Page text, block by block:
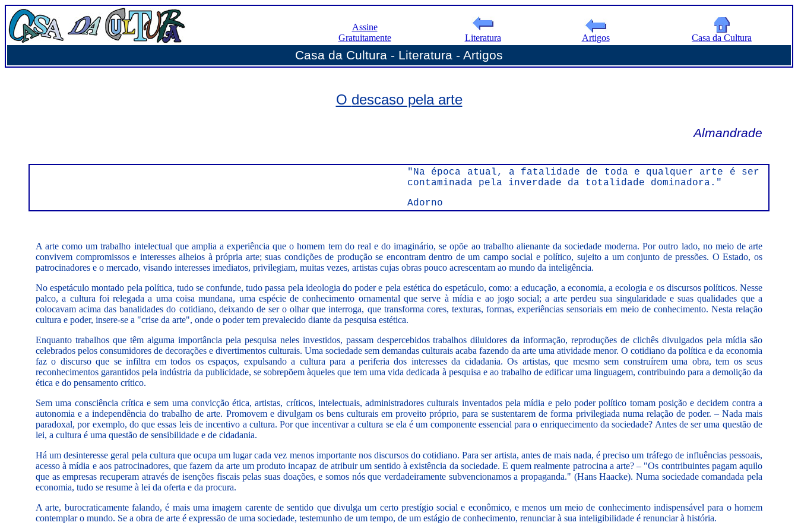
Assine
Gratuitamente
Literatura Artigos Casa da Cultura
Casa da Cultura - Literatura - Artigos
O descaso pela arte
Almandrade
"Na época atual, a fatalidade de toda e qualquer arte é ser
contaminada pela inverdade da totalidade dominadora."
Adorno
A arte como um trabalho intelectual que amplia a experiência que o homem tem do real e do imaginário, se opõe ao trabalho alienante da sociedade moderna. Por outro lado, no meio de arte
convivem compromissos e interesses alheios à própria arte; suas condições de produção se encontram dentro de um campo social e político, sujeito a um conjunto de pressões. O Estado, os
patrocinadores e o mercado, visando interesses imediatos, privilegiam, muitas vezes, artistas cujas obras pouco acrescentam ao mundo da inteligência.
No espetáculo montado pela política, tudo se confunde, tudo passa pela ideologia do poder e pela estética do espetáculo, como: a educação, a economia, a ecologia e os discursos políticos. Nesse
palco, a cultura foi relegada a uma coisa mundana, uma espécie de conhecimento ornamental que serve à mídia e ao jogo social; a arte perdeu sua singularidade e suas qualidades que a
colocavam acima das banalidades do cotidiano, deixando de ser o olhar que interroga, que transforma cores, texturas, formas, experiências sensoriais em meio de conhecimento. Nesta relação
cultura e poder, insere-se a "crise da arte", onde o poder tem prevalecido diante da pesquisa estética.
Enquanto trabalhos que têm alguma importância pela pesquisa neles investidos, passam despercebidos trabalhos diluidores da informação, reproduções de clichês divulgados pela mídia são
celebrados pelos consumidores de decorações e divertimentos culturais. Uma sociedade sem demandas culturais acaba fazendo da arte uma atividade menor. O cotidiano da política e da economia
faz o discurso que se infiltra em todos os espaços, expulsando a cultura para a periferia dos interesses da cidadania. Os artistas, que mesmo sem construírem uma obra, tem os seus
reconhecimentos garantidos pela indústria da publicidade, se sobrepõem àqueles que tem uma vida dedicada à pesquisa e ao trabalho de edificar uma linguagem, contribuindo para a demolição da
ética e do pensamento crítico.
Sem uma consciência crítica e sem uma convicção ética, artistas, críticos, intelectuais, administradores culturais inventados pela mídia e pelo poder político tomam posição e decidem contra a
autonomia e a independência do trabalho de arte. Promovem e divulgam os bens culturais em proveito próprio, para se sustentarem de forma privilegiada numa relação de poder. – Nada mais
paradoxal, por exemplo, do que essas leis de incentivo a cultura. Por que incentivar a cultura se ela é um componente essencial para o enriquecimento da sociedade? Antes de ser uma questão de
lei, a cultura é uma questão de sensibilidade e de cidadania.
Há um desinteresse geral pela cultura que ocupa um lugar cada vez menos importante nos discursos do cotidiano. Para ser artista, antes de mais nada, é preciso um tráfego de influências pessoais,
acesso à mídia e aos patrocinadores, que fazem da arte um produto incapaz de atribuir um sentido à existência da sociedade. E quem realmente patrocina a arte? – "Os contribuintes pagam aquilo
que as empresas recuperam através de isenções fiscais pelas suas doações, e somos nós que verdadeiramente subvencionamos a propaganda." (Hans Haacke). Numa sociedade comandada pela
economia, tudo se resume à lei da oferta e da procura.
A arte, burocraticamente falando, é mais uma imagem carente de sentido que divulga um certo prestígio social e econômico, e menos um meio de conhecimento indispensável para o homem
contemplar o mundo. Se a obra de arte é expressão de uma sociedade, testemunho de um tempo, de um estágio de conhecimento, renunciar à sua inteligibilidade é renunciar à história.